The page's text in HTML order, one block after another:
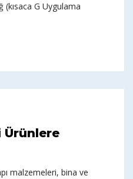
(kısaca G Uygulama
Ürünlere
malzemeleri, bina ve